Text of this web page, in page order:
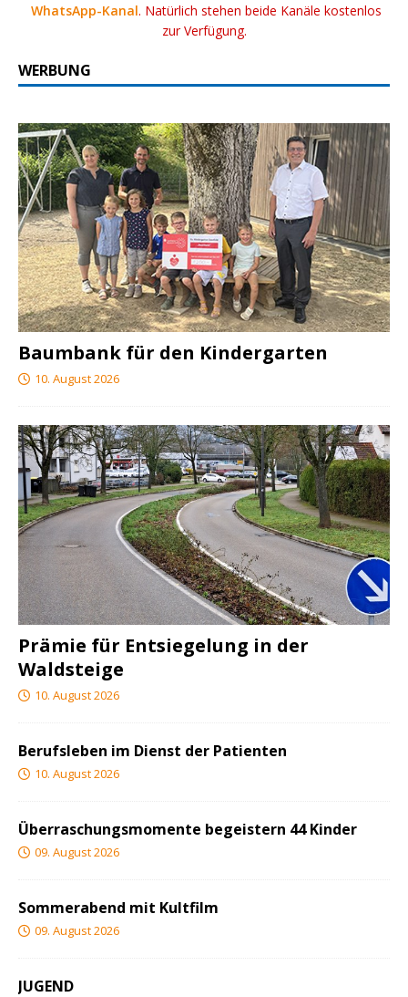
WhatsApp-Kanal. Natürlich stehen beide Kanäle kostenlos
zur Verfügung.
WERBUNG
Baumbank für den Kindergarten
10. August 2026
Prämie für Entsiegelung in der
Waldsteige
10. August 2026
Berufsleben im Dienst der Patienten
10. August 2026
Überraschungsmomente begeistern 44 Kinder
09. August 2026
Sommerabend mit Kultfilm
09. August 2026
JUGEND